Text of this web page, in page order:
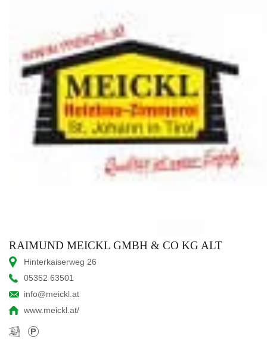
RAIMUND MEICKL GMBH & CO KG ALT
Hinterkaiserweg 26
05352 63501
info@meickl.at
www.meickl.at/